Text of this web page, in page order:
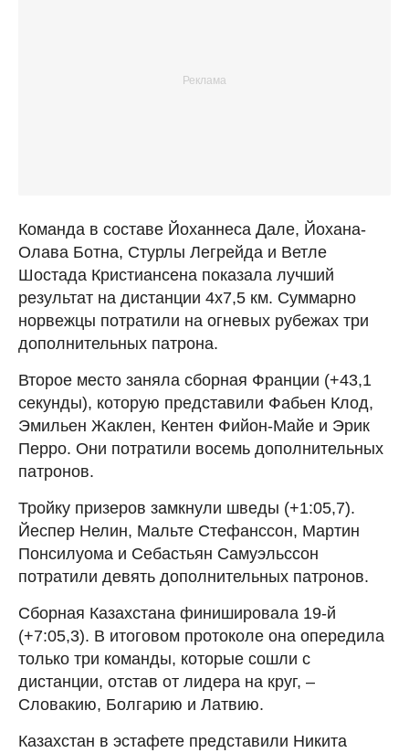
Команда в составе Йоханнеса Дале, Йохана-
Олава Ботна, Стурлы Легрейда и Ветле
Шостада Кристиансена показала лучший
результат на дистанции 4х7,5 км. Суммарно
норвежцы потратили на огневых рубежах три
дополнительных патрона.
Второе место заняла сборная Франции (+43,1
секунды), которую представили Фабьен Клод,
Эмильен Жаклен, Кентен Фийон-Майе и Эрик
Перро. Они потратили восемь дополнительных
патронов.
Тройку призеров замкнули шведы (+1:05,7).
Йеспер Нелин, Мальте Стефанссон, Мартин
Понсилуома и Себастьян Самуэльссон
потратили девять дополнительных патронов.
Сборная Казахстана финишировала 19-й
(+7:05,3). В итоговом протоколе она опередила
только три команды, которые сошли с
дистанции, отстав от лидера на круг, –
Словакию, Болгарию и Латвию.
Казахстан в эстафете представили Никита